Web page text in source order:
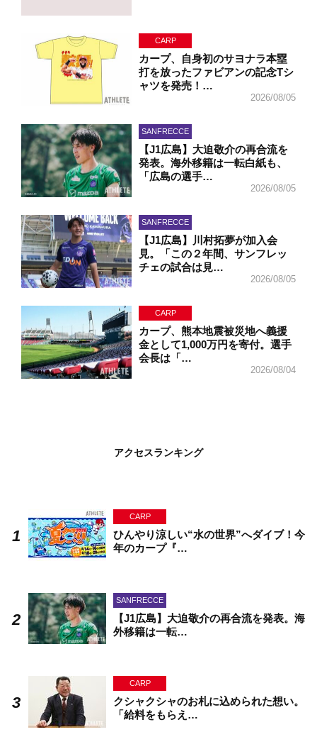
CARP
カープ、自身初のサヨナラ本塁
打を放ったファビアンの記念Tシ
ャツを発売！…
2026/08/05
SANFRECCE
【J1広島】大迫敬介の再合流を
発表。海外移籍は一転白紙も、
「広島の選手…
2026/08/05
SANFRECCE
【J1広島】川村拓夢が加入会
見。「この２年間、サンフレッ
チェの試合は見…
2026/08/05
CARP
カープ、熊本地震被災地へ義援
金として1,000万円を寄付。選手
会長は「…
2026/08/04
アクセスランキング
CARP
ひんやり涼しい“水の世界”へダイブ！今
年のカープ『…
SANFRECCE
【J1広島】大迫敬介の再合流を発表。海
外移籍は一転…
CARP
クシャクシャのお札に込められた想い。
「給料をもらえ…